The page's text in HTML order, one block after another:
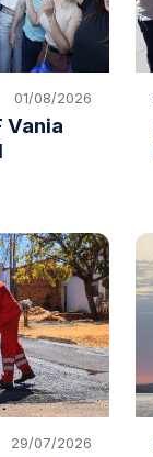
01/08/2026
Vania
29/07/2026